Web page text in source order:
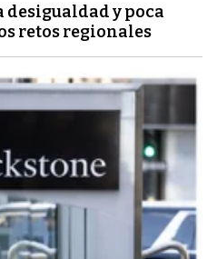
y poca
retos regionales